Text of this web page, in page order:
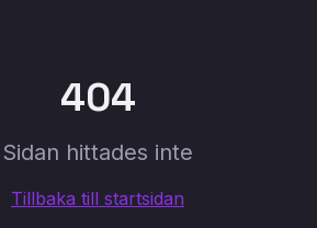
404
Sidan hittades inte
Tillbaka till startsidan